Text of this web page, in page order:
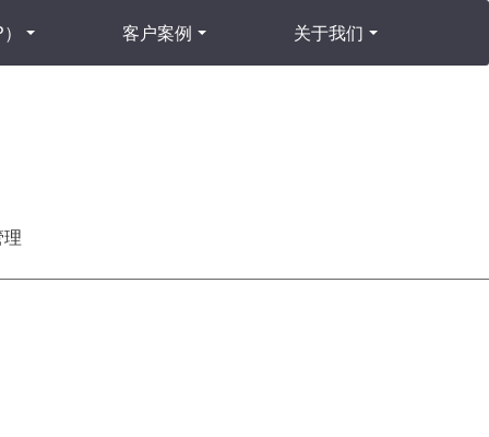
客户案例 关于我们